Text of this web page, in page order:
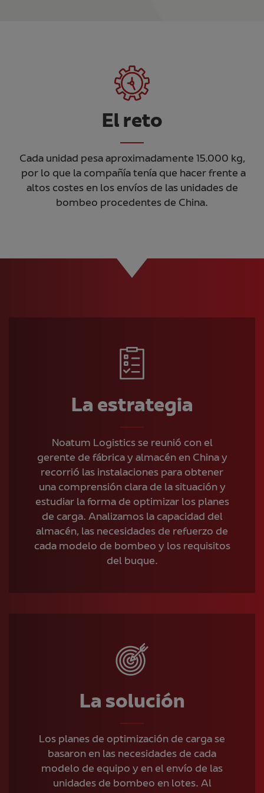
El reto
Cada unidad pesa aproximadamente 15.000 kg,
por lo que la compañía tenía que hacer frente a
altos costes en los envíos de las unidades de
bombeo procedentes de China.
La estrategia
Noatum Logistics se reunió con el
gerente de fábrica y almacén en China y
recorrió las instalaciones para obtener
una comprensión clara de la situación y
estudiar la forma de optimizar los planes
de carga. Analizamos la capacidad del
almacén, las necesidades de refuerzo de
cada modelo de bombeo y los requisitos
del buque.
La solución
Los planes de optimización de carga se
basaron en las necesidades de cada
modelo de equipo y en el envío de las
unidades de bombeo en lotes. Al